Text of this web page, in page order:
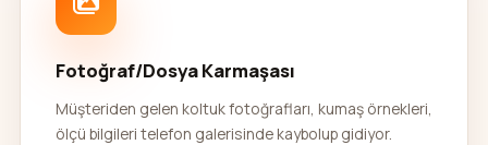
Fotoğraf/Dosya Karmaşası
Müşteriden gelen koltuk fotoğrafları, kumaş örnekleri,
ölçü bilgileri telefon galerisinde kaybolup gidiyor.